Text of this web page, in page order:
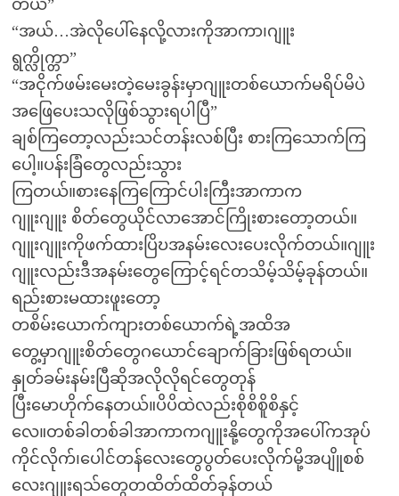
တယ်”
“အယ်…အဲလိုပေါ်နေလို့လားကိုအာကာ၊ဂျူး
ရွက္လိုက္တာ”
“အငိုက်ဖမ်းမေးတဲ့မေးခွန်းမှာဂျူးတစ်ယောက်မရိပ်မိပဲ
အဖြေပေးသလိုဖြစ်သွားရပါပြီ”
ချစ်ကြတော့လည်းသင်တန်းလစ်ပြီး စားကြသောက်ကြ
ပေါ့။ပန်းခြံတွေလည်းသွား
ကြတယ်။စားနေကြကြောင်ပါးကြီးအာကာက
ဂျူးဂျူး စိတ်တွေယိုင်လာအောင်ကြိုးစားတော့တယ်။
ဂျူးဂျူးကိုဖက်ထားပြိဎအနမ်းလေးပေးလိုက်တယ်။ဂျူး
ဂျူးလည်းဒီအနမ်းတွေကြောင့်ရင်တသိမ့်သိမ့်ခုန်တယ်။
ရည်းစားမထားဖူးတော့
တစိမ်းယောက်ကျားတစ်ယောက်ရဲ့အထိအ
တွေ့မှာဂျူးစိတ်တွေဂယောင်ချောက်ခြားဖြစ်ရတယ်။
နှုတ်ခမ်းနမ်းပြီဆိုအလိုလိုရင်တွေတုန်
ပြီးမောဟိုက်နေတယ်။ပိပိထဲလည်းစိုစိစိူစိနှင့်
လေ။တစ်ခါတစ်ခါအာကာကဂျူးနို့တွေကိုအပေါ်ကအုပ်
ကိုင်လိုက်၊ပေါင်တန်လေးတွေပွတ်ပေးလိုက်မို့အပျိူစစ်
လေးဂျူးရသ်တွေတထိတ်ထိတ်ခုန်တယ်